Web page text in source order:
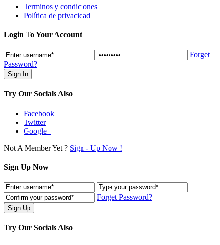
Terminos y condiciones
Política de privacidad
Login To Your Account
Forget
Password?
Try Our Socials Also
Facebook
Twitter
Google+
Not A Member Yet ? Sign - Up Now !
Sign Up Now
Forget Password?
Try Our Socials Also